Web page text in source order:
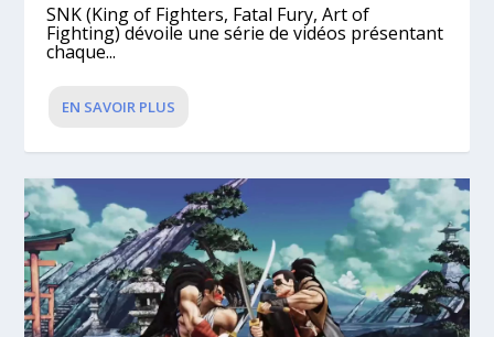
SNK (King of Fighters, Fatal Fury, Art of
Fighting) dévoile une série de vidéos présentant
chaque...
EN SAVOIR PLUS